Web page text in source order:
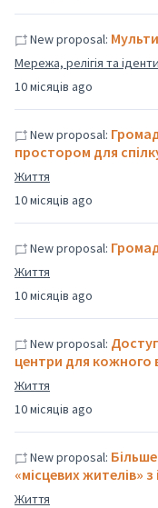
10 місяців ago
New proposal:
Мережа, релігія та
10 місяців ago
New proposal:
простором для
Життя
10 місяців ago
New proposal:
Життя
10 місяців ago
New proposal:
центри для кожного
Життя
New proposal:
«місцевих жителів»
Життя